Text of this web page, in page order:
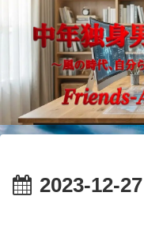
2023-12-27